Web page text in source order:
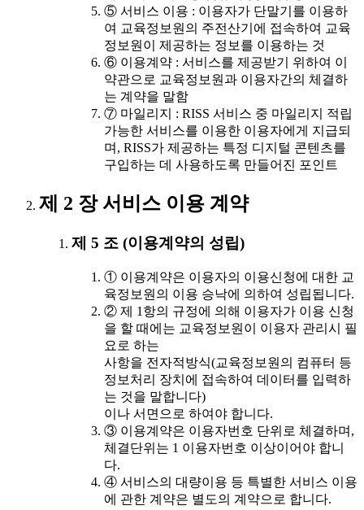
⑤ 서비스 이용 : 이용자가 단말기를 이용하
여 교육정보원의 주전산기에 접속하여 교육
정보원이 제공하는 정보를 이용하는 것
⑥ 이용계약 : 서비스를 제공받기 위하여 이
약관으로 교육정보원과 이용자간의 체결하
는 계약을 말함
⑦ 마일리지 : RISS 서비스 중 마일리지 적립
가능한 서비스를 이용한 이용자에게 지급되
며, RISS가 제공하는 특정 디지털 콘텐츠를
구입하는 데 사용하도록 만들어진 포인트
제 2 장 서비스 이용 계약
제 5 조 (이용계약의 성립)
① 이용계약은 이용자의 이용신청에 대한 교
육정보원의 이용 승낙에 의하여 성립됩니다.
② 제 1항의 규정에 의해 이용자가 이용 신청
을 할 때에는 교육정보원이 이용자 관리시 필
요로 하는
사항을 전자적방식(교육정보원의 컴퓨터 등
정보처리 장치에 접속하여 데이터를 입력하
는 것을 말합니다)
이나 서면으로 하여야 합니다.
③ 이용계약은 이용자번호 단위로 체결하며,
체결단위는 1 이용자번호 이상이어야 합니
다.
④ 서비스의 대량이용 등 특별한 서비스 이용
에 관한 계약은 별도의 계약으로 합니다.